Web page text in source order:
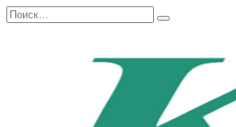
Перейти
к
Search
for: